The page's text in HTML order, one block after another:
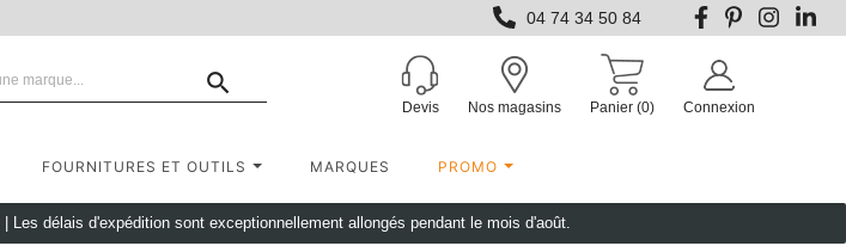
04 74 34 50 84

Devis Nos magasins Panier (0) Connexion
FOURNITURES ET OUTILS MARQUES PROMO
| Les délais d'expédition sont exceptionnellement allongés pendant le mois d'août.